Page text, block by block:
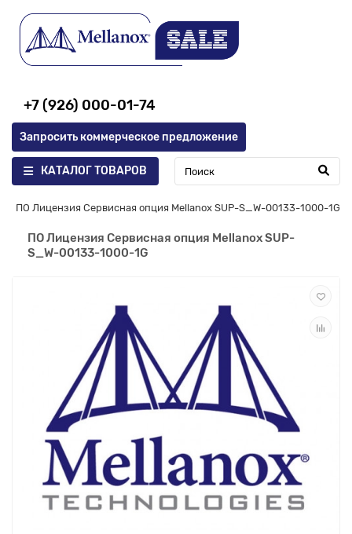
+7 (926) 000-01-74
Запросить коммерческое предложение
КАТАЛОГ ТОВАРОВ
ПО Лицензия Сервисная опция Mellanox SUP-S_W-00133-1000-1G
ПО Лицензия Сервисная опция Mellanox SUP-
S_W-00133-1000-1G